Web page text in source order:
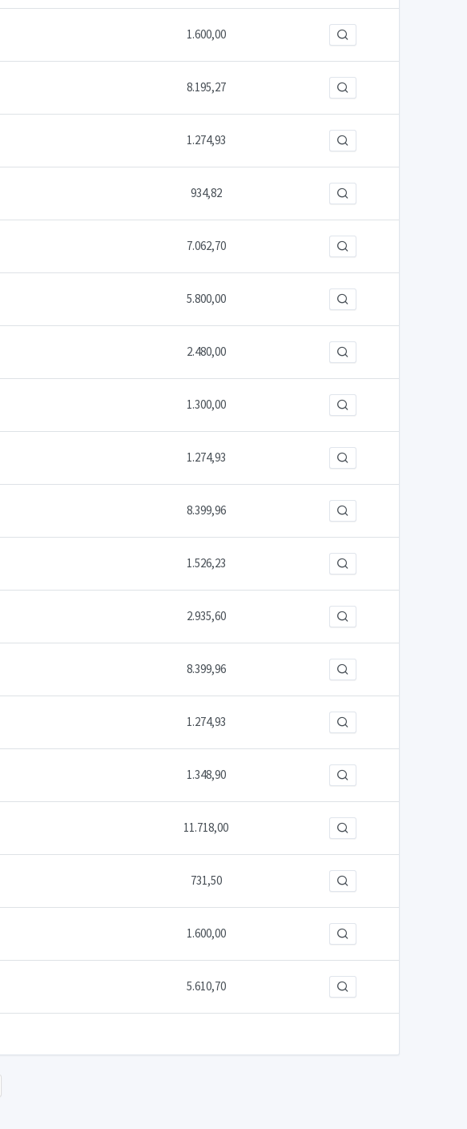
1.600,00
8.195,27
1.274,93
934,82
7.062,70
5.800,00
2.480,00
1.300,00
1.274,93
8.399,96
1.526,23
2.935,60
8.399,96
1.274,93
1.348,90
11.718,00
731,50
1.600,00
5.610,70